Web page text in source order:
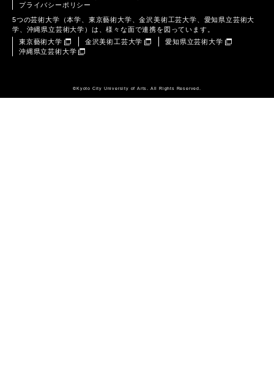
プライバシーポリシー
5つの芸術大学（本学、東京藝術大学、金沢美術工芸大学、愛知県立芸術大
学、沖縄県立芸術大学）は、様々な面で連携を図っています。
東京藝術大学
金沢美術工芸大学
愛知県立芸術大学
沖縄県立芸術大学
©️Kyoto City University of Arts. All Rights Reserved.